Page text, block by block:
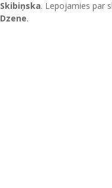
Skibiņska. Lepojamies par
Dzene.